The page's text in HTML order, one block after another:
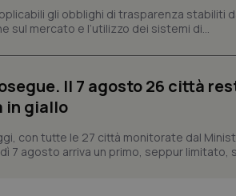
gli obblighi di trasparenza stabiliti
sul mercato e l’utilizzo dei sistemi di...
Il 7 agosto 26 città
in giallo
con tutte le 27 città monitorate dal
7 agosto arriva un primo, seppur limitato,
a rendere fruibile il sito web abilitandone
del sito. Il sito web non è in grado di funzionare
Fornitore/Dominio Scadenza
YouTube
.youtube.com
5 mesi 4
settimane